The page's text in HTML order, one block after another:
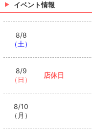
イベント情報
8/8
（土）
8/9
（日）
店休日
8/10
（月）